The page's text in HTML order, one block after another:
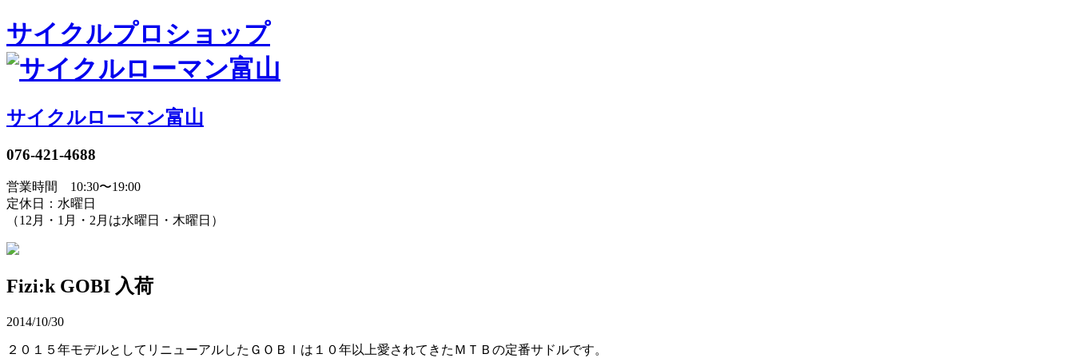
サイクルプロショップ
サイクルローマン富山
076-421-4688
営業時間 10:30〜19:00
定休日：水曜日
（12月・1月・2月は水曜日・木曜日）
Fizi:k GOBI 入荷
2014/10/30
２０１５年モデルとしてリニューアルしたＧＯＢＩは１０年以上愛されてきたＭＴＢの定番サドルです。